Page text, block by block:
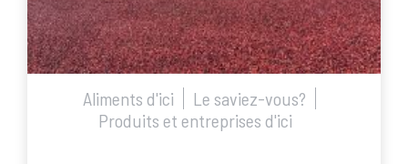
Aliments d'ici
Le saviez-vous?
Produits et entreprises d'ici